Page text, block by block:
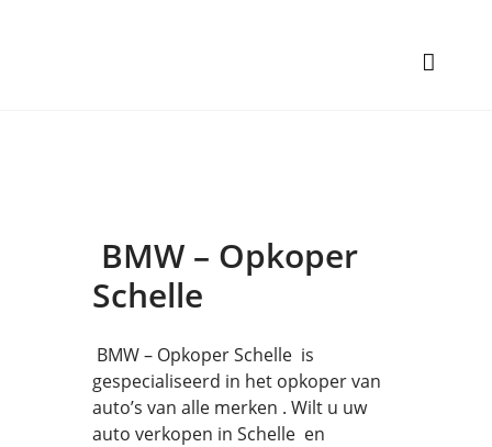
BMW – Opkoper
Schelle
BMW – Opkoper Schelle is
gespecialiseerd in het opkoper van
auto’s van alle merken . Wilt u uw
auto verkopen in Schelle en